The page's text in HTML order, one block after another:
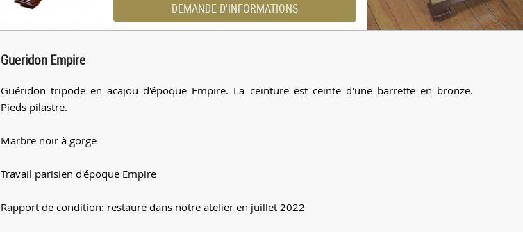
DEMANDE D'INFORMATIONS
Gueridon Empire
Guéridon tripode en acajou d'époque Empire. La ceinture est ceinte d'une barrette en bronze.
Pieds pilastre.
Marbre noir à gorge
Travail parisien d'époque Empire
Rapport de condition: restauré dans notre atelier en juillet 2022